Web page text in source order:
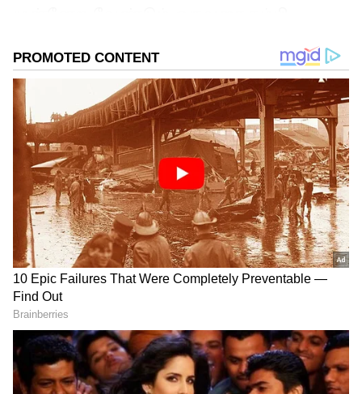
அடிப்படையில் திட்டமானது
வகுக்கப்படுகிறது. அதன் படி மாதந்தோறும்
மகளிர் உரிமை தொகை, திருமண
உதவித்திட்டம், கர்ப்பிணி பெண்கள் உதவி
திட்டம், கணவனை இழந்த மற்றும்
கைம்பெண்களுக்கு சுய தொழில் தொடங்க
உதவி திட்டம் போன்ற பல்வேறு சூப்பரான
திட்டங்கள் நடைமுறையில் இருந்து
வருகிறது.
ஏசியாநெட் தமிழ்-ஐ உங்கள் முதன்மைத்
தேர்வாக்குங்கள்